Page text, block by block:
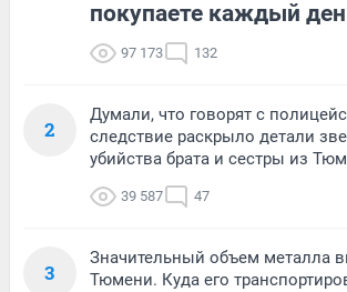
покупаете каждый
97 173 132
2
Думали, что говорят с
следствие раскрыло детали
убийства брата и сестры из
39 587 47
3
Значительный объем металла
Тюмени. Куда его